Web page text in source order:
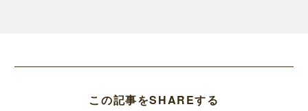
この記事をSHAREする